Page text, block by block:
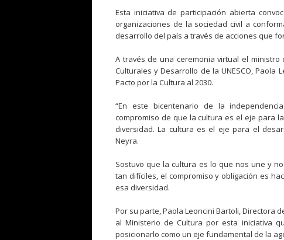
Esta iniciativa de participación abierta
organizaciones de la sociedad civil a
desarrollo del país a través de acciones que
A través de una ceremonia virtual el
Culturales y Desarrollo de la UNESCO,
Pacto por la Cultura al 2030.
“En este bicentenario de la
compromiso de que la cultura es el eje para
diversidad. La cultura es el eje para el
Neyra.
Sostuvo que la cultura es lo que nos une y
tan difíciles, el compromiso y obligación es
esa diversidad.
Por su parte, Paola Leoncini Bartoli, Directora
al Ministerio de Cultura por esta iniciativa
posicionarlo como un eje fundamental de la